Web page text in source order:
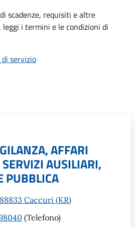
scadenze, requisiti e altre
i termini e le condizioni di
servizio
AFFARI
AUSILIARI,
PUBBLICA
Caccuri (KR)
(Telefono)